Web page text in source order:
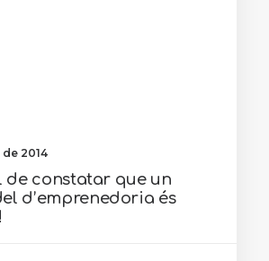
2014
de constatar que un
d’emprenedoria és